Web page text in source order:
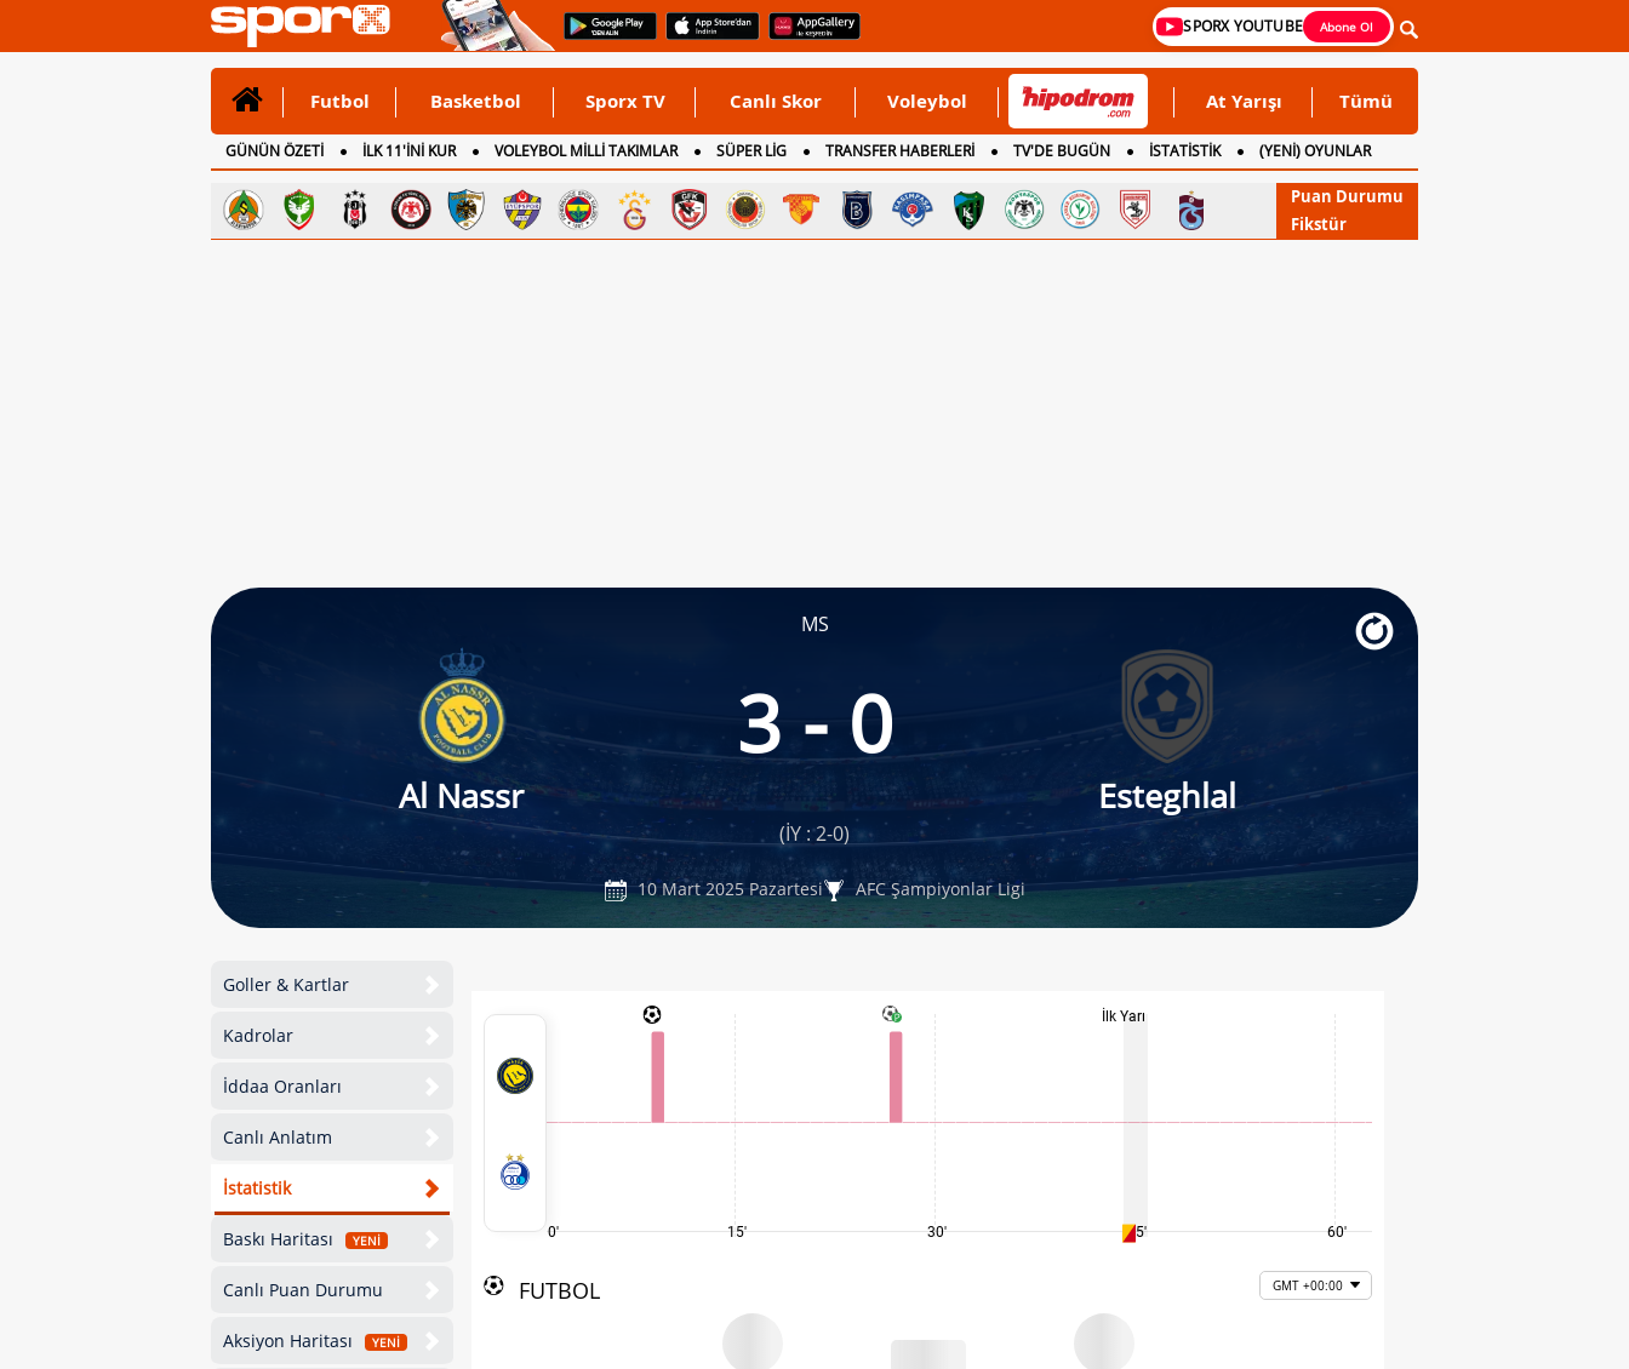
SPORX YOUTUBE Abone Ol
Futbol Basketbol Sporx TV Canlı Skor Voleybol At Yarışı Tümü
GÜNÜN ÖZETİ İLK 11'İNİ KUR VOLEYBOL MİLLİ TAKIMLAR SÜPER LİG TRANSFER HABERLERİ TV'DE BUGÜN İSTATİSTİK
(YENİ) OYUNLAR
CANLI ANLATIM
İNGİLTERE
Puan Durumu
Fikstür
MS
Al Nassr
3 - 0
Esteghlal
(İY : 2-0)
10 Mart 2025 Pazartesi AFC Şampiyonlar Ligi
Goller & Kartlar
Kadrolar
İddaa Oranları
Canlı Anlatım
İstatistik
Baskı Haritası YENİ
Canlı Puan Durumu
Aksiyon Haritası YENİ
0' 15' 30'
İlk Yarı
45' 60'
FUTBOL GMT +00:00